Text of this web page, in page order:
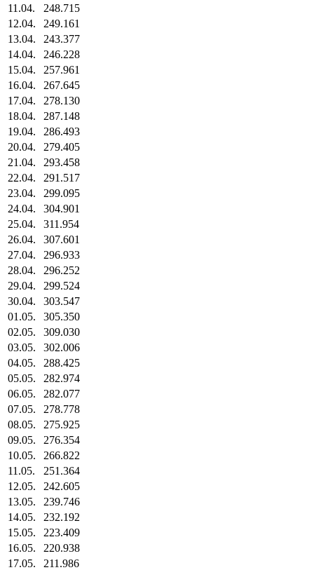
11.04.
248.715
12.04.
249.161
13.04.
243.377
14.04.
246.228
15.04.
257.961
16.04.
267.645
17.04.
278.130
18.04.
287.148
19.04.
286.493
20.04.
279.405
21.04.
293.458
22.04.
291.517
23.04.
299.095
24.04.
304.901
25.04.
311.954
26.04.
307.601
27.04.
296.933
28.04.
296.252
29.04.
299.524
30.04.
303.547
01.05.
305.350
02.05.
309.030
03.05.
302.006
04.05.
288.425
05.05.
282.974
06.05.
282.077
07.05.
278.778
08.05.
275.925
09.05.
276.354
10.05.
266.822
11.05.
251.364
12.05.
242.605
13.05.
239.746
14.05.
232.192
15.05.
223.409
16.05.
220.938
17.05.
211.986